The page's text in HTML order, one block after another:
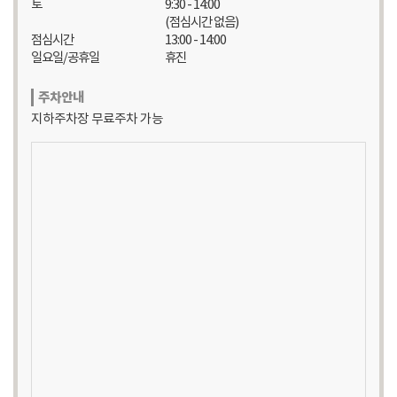
토
점심시간
일요일/공휴일
9:30 - 14:00
(점심시간 없음)
13:00 - 14:00
휴진
주차안내
지하주차장 무료주차 가능